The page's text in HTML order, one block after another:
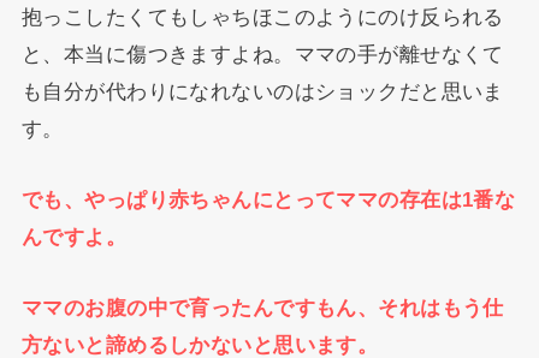
抱っこしたくてもしゃちほこのようにのけ反られる
と、本当に傷つきますよね。ママの手が離せなくて
も自分が代わりになれないのはショックだと思いま
す。
でも、やっぱり赤ちゃんにとってママの存在は1番な
んですよ。
ママのお腹の中で育ったんですもん、それはもう仕
方ないと諦めるしかないと思います。